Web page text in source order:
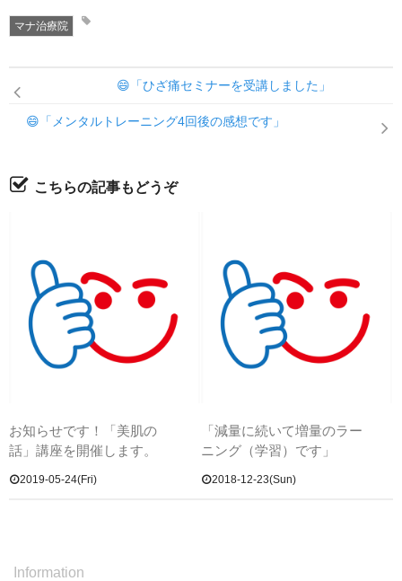
マナ治療院
😄「ひざ痛セミナーを受講しました」
😄「メンタルトレーニング4回後の感想です」
こちらの記事もどうぞ
お知らせです！「美肌の
話」講座を開催します。
2019-05-24(Fri)
「減量に続いて増量のラー
ニング（学習）です」
2018-12-23(Sun)
Information